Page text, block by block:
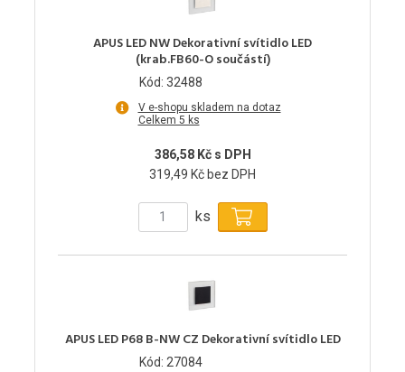
APUS LED NW Dekorativní svítidlo LED
(krab.FB60-O součástí)
Kód: 32488
V e-shopu skladem na dotaz
Celkem 5 ks
386,58 Kč s DPH
319,49 Kč bez DPH
ks
APUS LED P68 B-NW CZ Dekorativní svítidlo LED
Kód: 27084